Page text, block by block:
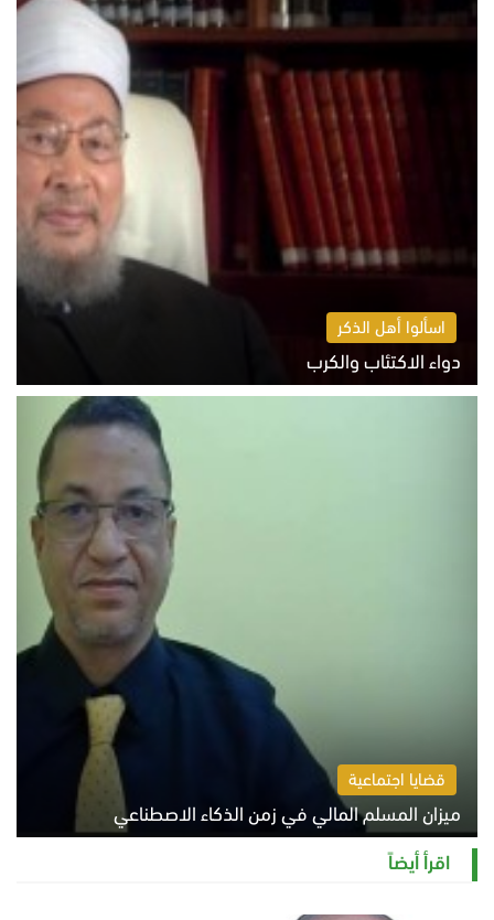
اسألوا أهل الذكر
دواء الاكتئاب والكرب
السبت 8 أغسطس 2026 10:54 ص
قضايا اجتماعية
ميزان المسلم المالي في زمن الذكاء الاصطناعي
السبت 8 أغسطس 2026 11:21 ص
اقرأ أيضاً